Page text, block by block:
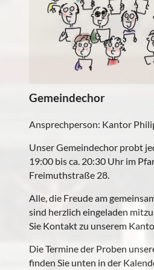
Gemeindechor
Ansprechperson: Kantor
Unser Gemeindechor probt
19:00 bis ca. 20:30 Uhr im
Freimuthstraße 28.
Alle, die Freude am
sind herzlich eingeladen
Sie Kontakt zu unserem
Die Termine der Proben
finden Sie unten in der